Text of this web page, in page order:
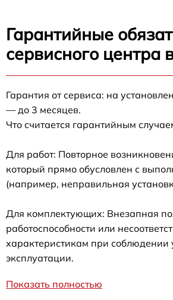
Гарантийные
сервисного центра
Гарантия от сервиса: на
— до 3 месяцев.
Что считается гарантийным
Для работ: Повторное
который прямо обусловлен с
(например, неправильная
Для комплектующих: Внезапная
работоспособности или
характеристикам при соблюдении
эксплуатации.
Показать полностью